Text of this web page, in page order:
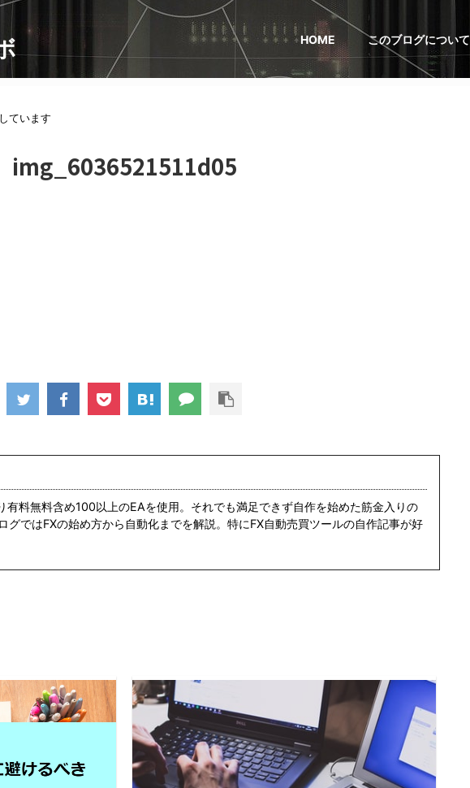
HOME このブログについて
ています
img_6036521511d05
有料無料含め100以上のEAを使用。それでも満足できず自作を始めた筋金入りの
グではFXの始め方から自動化までを解説。特にFX自動売買ツールの自作記事が好